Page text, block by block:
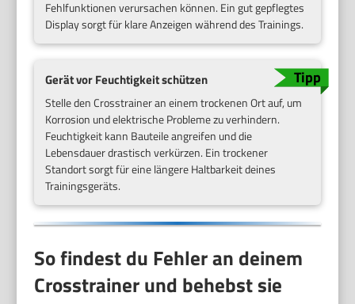
Fehlfunktionen verursachen können. Ein gut gepflegtes
Display sorgt für klare Anzeigen während des Trainings.
Gerät vor Feuchtigkeit schützen
Stelle den Crosstrainer an einem trockenen Ort auf, um
Korrosion und elektrische Probleme zu verhindern.
Feuchtigkeit kann Bauteile angreifen und die
Lebensdauer drastisch verkürzen. Ein trockener
Standort sorgt für eine längere Haltbarkeit deines
Trainingsgeräts.
So findest du Fehler an deinem
Crosstrainer und behebst sie